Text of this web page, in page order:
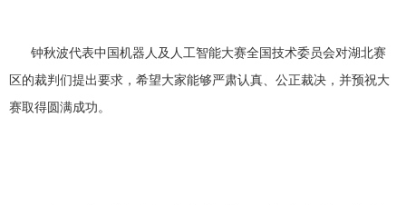
钟秋波代表中国机器人及人工智能大赛全国技术委员会对湖北赛
区的裁判们提出要求，希望大家能够严肃认真、公正裁决，并预祝大
赛取得圆满成功。